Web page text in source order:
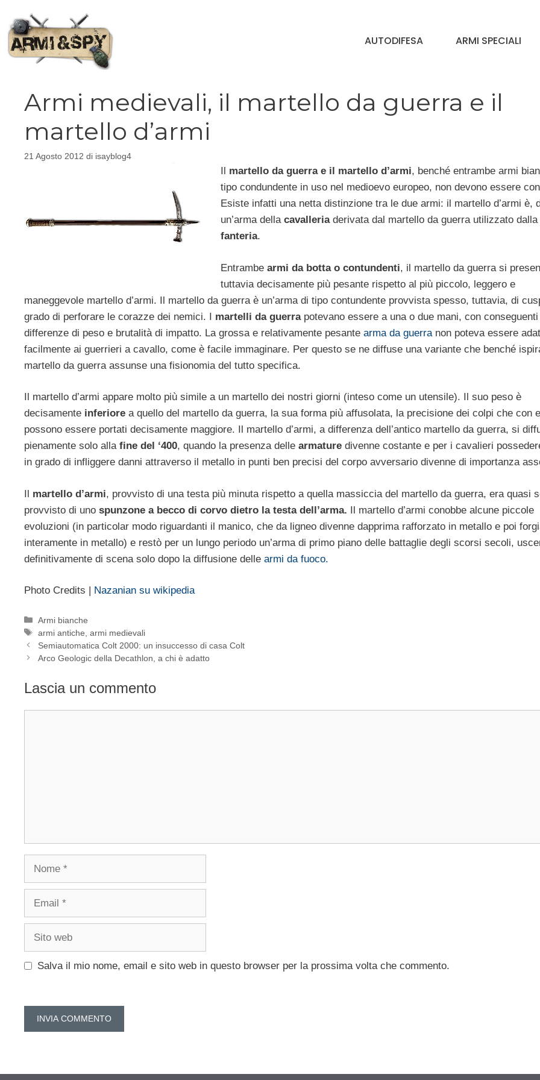
contenuto
AUTODIFESA ARMI SPECIALI
Armi medievali, il martello da guerra e il
martello d’armi
21 Agosto 2012 di isayblog4
Il martello da guerra e il martello d’armi, benché entrambe armi
tipo condundente in uso nel medioevo europeo, non devono essere
Esiste infatti una netta distinzione tra le due armi: il martello d’armi è,
un’arma della cavalleriaderivata dal martello da guerra utilizzato dalla
fanteria.
Entrambe armi da botta o contundenti, il martello da guerra si
tuttavia decisamente più pesante rispetto al più piccolo, leggero e
maneggevole martello d’armi. Il martello da guerra è un’arma di tipo contundente provvista spesso, tuttavia, di
grado di perforare le corazze dei nemici. I martelli da guerrapotevano essere a una o due mani, con conseguenti
differenze di peso e brutalità di impatto. La grossa e relativamente pesante arma da guerra non poteva essere
facilmente ai guerrieri a cavallo, come è facile immaginare. Per questo se ne diffuse una variante che benché
martello da guerra assunse una fisionomia del tutto specifica.
Il martello d’armi appare molto più simile a un martello dei nostri giorni (inteso come un utensile). Il suo peso è
decisamente inferiore a quello del martello da guerra, la sua forma più affusolata, la precisione dei colpi che con
possono essere portati decisamente maggiore. Il martello d’armi, a differenza dell’antico martello da guerra, si
pienamente solo alla fine del ‘400, quando la presenza delle armature divenne costante e per i cavalieri
in grado di infliggere danni attraverso il metallo in punti ben precisi del corpo avversario divenne di importanza
Il martello d’armi, provvisto di una testa più minuta rispetto a quella massiccia del martello da guerra, era quasi
provvisto di uno spunzone a becco di corvo dietro la testa dell’arma. Il martello d’armi conobbe alcune piccole
evoluzioni (in particolar modo riguardanti il manico, che da ligneo divenne dapprima rafforzato in metallo e poi
interamente in metallo) e restò per un lungo periodo un’arma di primo piano delle battaglie degli scorsi secoli,
definitivamente di scena solo dopo la diffusione delle armi da fuoco.
Photo Credits | Nazanian su wikipedia
Categorie
Armi bianche
Tag
armi antiche ,armi medievali
Semiautomatica Colt 2000: un insuccesso di casa Colt
Arco Geologic della Decathlon, a chi è adatto
Lascia un commento
Nome
Email
Sito
Salva il mio nome, email e sito web in questo browser per la prossima volta che commento.